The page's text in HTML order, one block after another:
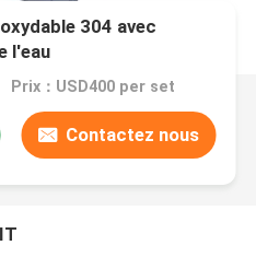
304 avec
l'eau
Prix：USD400 per set
Contactez nous